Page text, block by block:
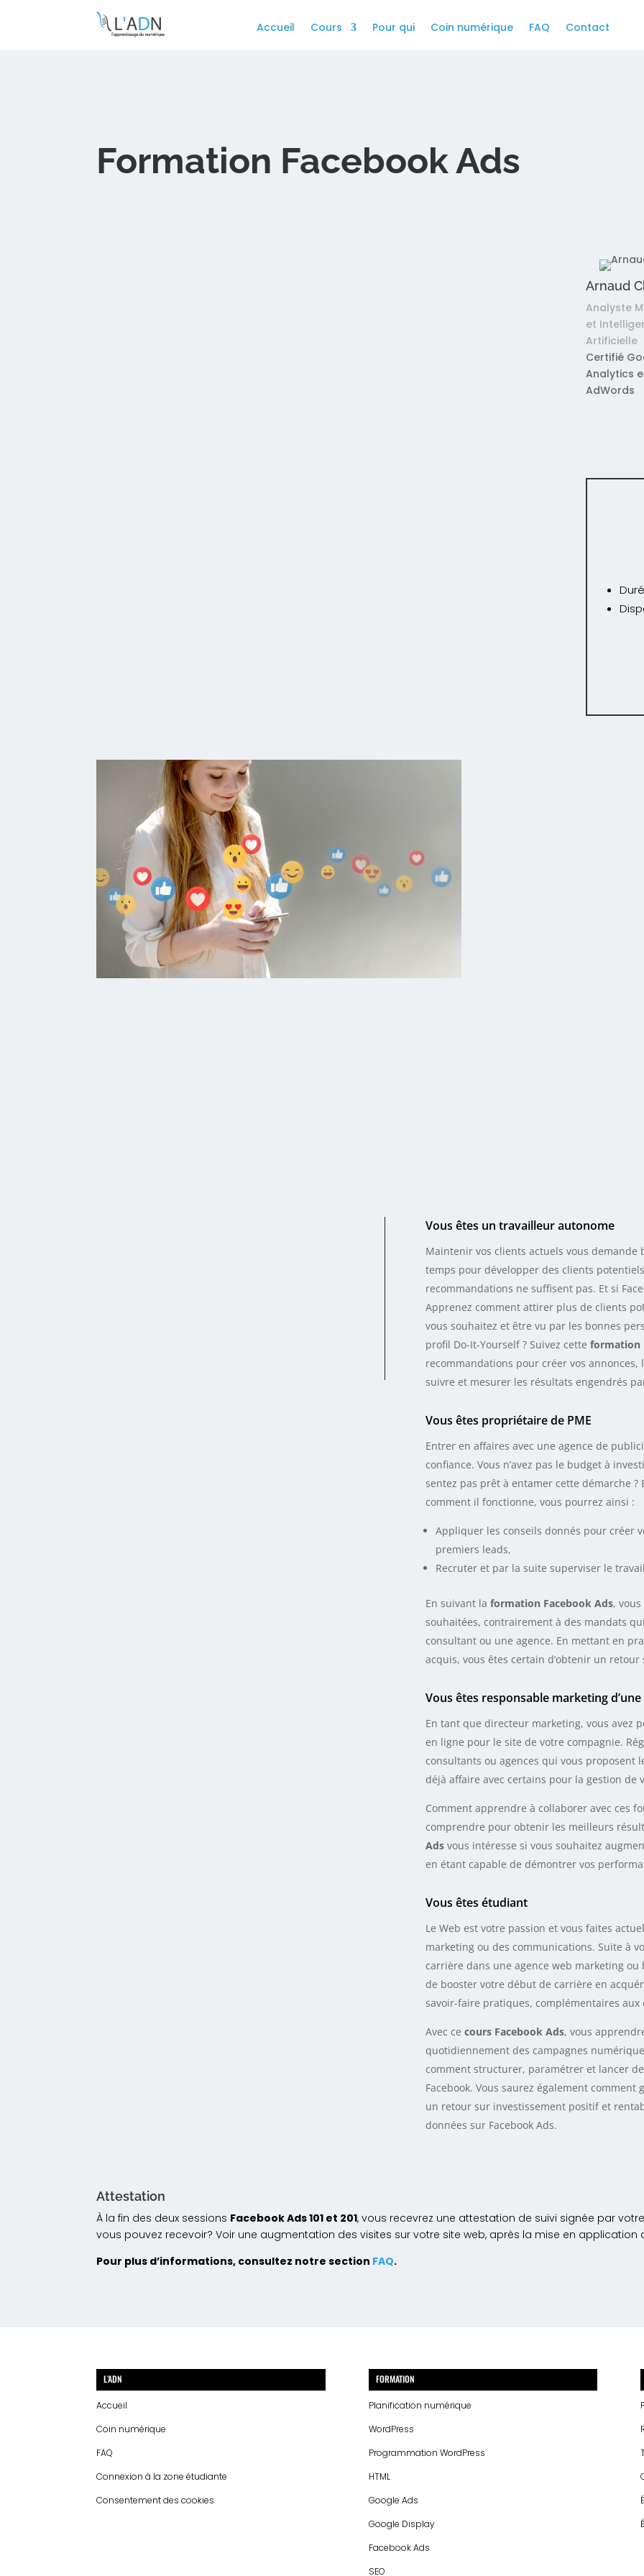
Accueil Cours Pour qui Coin numérique FAQ Contact
Formation Facebook Ads
Arnaud
Analyste
et
Artificielle
Certifié
Analytics
AdWords
Vous êtes un travailleur autonome
Maintenir vos clients actuels vous demande
temps pour développer des clients
recommandations ne suffisent pas. Et si
Apprenez comment attirer plus de clients
vous souhaitez et être vu par les bonnes
profil Do-It-Yourself ? Suivez cetteformation
recommandations pour créer vos
suivre et mesurer les résultats engendrés
Vous êtes propriétaire de PME
Entrer en affaires avec une agence de
confiance. Vous n’avez pas le budget à
sentez pas prêt à entamer cette démarche ?
comment il fonctionne, vous pourrez ainsi :
Appliquer les conseils donnés pour créer
premiers leads,
Recruter et par la suite superviser le
En suivant laformation Facebook Ads,
souhaitées, contrairement à des mandats
consultant ou une agence. En mettant en
acquis, vous êtes certain d’obtenir un
Vous êtes responsable marketing
En tant que directeur marketing, vous avez
en ligne pour le site de votre compagnie.
consultants ou agences qui vous proposent
déjà affaire avec certains pour la gestion de
Comment apprendre à collaborer avec ces
comprendre pour obtenir les meilleurs
Ads vous intéresse si vous souhaitez
en étant capable de démontrer vos
Vous êtes étudiant
Le Web est votre passion et vous faites
marketing ou des communications. Suite à
carrière dans une agence web marketing ou
de booster votre début de carrière en
savoir-faire pratiques, complémentaires aux
Avec cecours Facebook Ads, vous
quotidiennement des campagnes
comment structurer, paramétrer et lancer
Facebook. Vous saurez également
un retour sur investissement positif et
données sur Facebook Ads.
Attestation
À la fin des deux sessions Facebook Ads 101 et 201, vous recevrez une attestation de suivi signée par
vous pouvez recevoir? Voir une augmentation des visites sur votre site web, après la mise en
Pour plus d’informations, consultez notre section FAQ.
L’ADN
Accueil
Coin numérique
FAQ
Connexion à la zone étudiante
Consentement des cookies
FORMATION
Planification numérique
WordPress
Programmation WordPress
HTML
Google Ads
Google Display
Facebook Ads
SEO